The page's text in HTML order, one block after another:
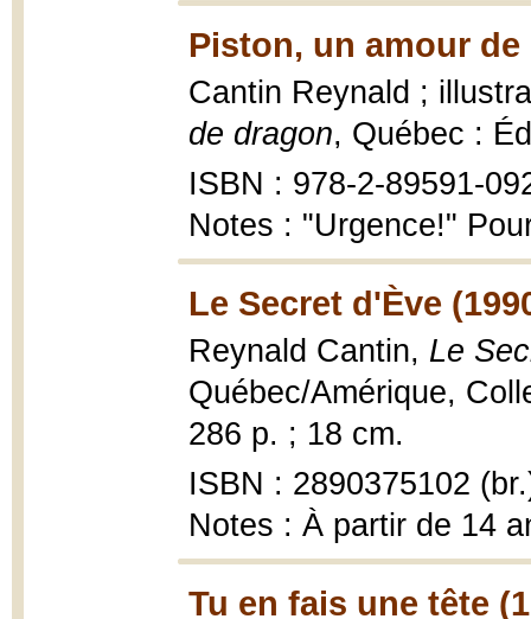
Piston, un amour de
Cantin Reynald ;
de dragon, Québec :
ISBN : 978-2-89591-
Notes : "Urgence!"
Le Secret d'Ève
Reynald Cantin, Le
Québec/Amérique,
286 p. ; 18 cm.
ISBN : 2890375102
Notes : À partir de 14
Tu en fais une tête